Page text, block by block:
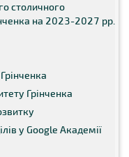
столичного
на 2023-2027 рр.
Грінченка
у Google Академії